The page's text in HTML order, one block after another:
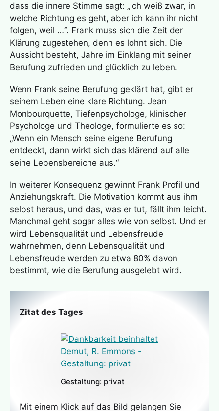
dass die innere Stimme sagt: „Ich weiß zwar, in
welche Richtung es geht, aber ich kann ihr nicht
folgen, weil …“. Frank muss sich die Zeit der
Klärung zugestehen, denn es lohnt sich. Die
Aussicht besteht, Jahre im Einklang mit seiner
Berufung zufrieden und glücklich zu leben.
Wenn Frank seine Berufung geklärt hat, gibt er
seinem Leben eine klare Richtung. Jean
Monbourquette, Tiefenpsychologe, klinischer
Psychologe und Theologe, formulierte es so:
„Wenn ein Mensch seine eigene Berufung
entdeckt, dann wirkt sich das klärend auf alle
seine Lebensbereiche aus.“
In weiterer Konsequenz gewinnt Frank Profil und
Anziehungskraft. Die Motivation kommt aus ihm
selbst heraus, und das, was er tut, fällt ihm leicht.
Manchmal geht sogar alles wie von selbst. Und er
wird Lebensqualität und Lebensfreude
wahrnehmen, denn Lebensqualität und
Lebensfreude werden zu etwa 80% davon
bestimmt, wie die Berufung ausgelebt wird.
Zitat des Tages
Gestaltung: privat
Mit einem Klick auf das Bild gelangen Sie